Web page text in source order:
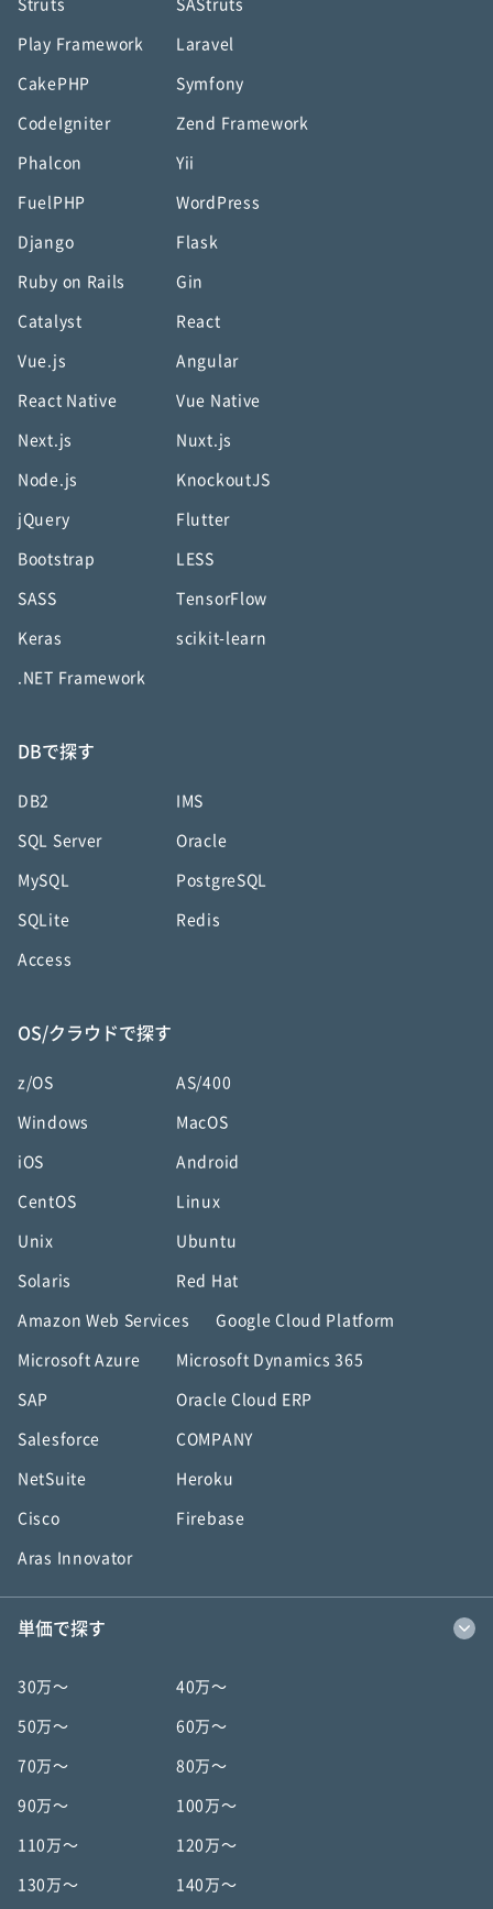
Struts SAStruts
Play Framework Laravel
CakePHP Symfony
CodeIgniter Zend Framework
Phalcon Yii
FuelPHP WordPress
Django Flask
Ruby on Rails Gin
Catalyst React
Vue.js Angular
React Native Vue Native
Next.js Nuxt.js
Node.js KnockoutJS
jQuery Flutter
Bootstrap LESS
SASS TensorFlow
Keras scikit-learn
.NET Framework
DBで探す
DB2 IMS
SQL Server Oracle
MySQL PostgreSQL
SQLite Redis
Access
OS/クラウドで探す
z/OS AS/400
Windows MacOS
iOS Android
CentOS Linux
Unix Ubuntu
Solaris Red Hat
Amazon Web Services Google Cloud Platform
Microsoft Azure Microsoft Dynamics 365
SAP Oracle Cloud ERP
Salesforce COMPANY
NetSuite Heroku
Cisco Firebase
Aras Innovator
単価で探す
30万〜 40万〜
50万〜 60万〜
70万〜 80万〜
90万〜 100万〜
110万〜 120万〜
130万〜 140万〜